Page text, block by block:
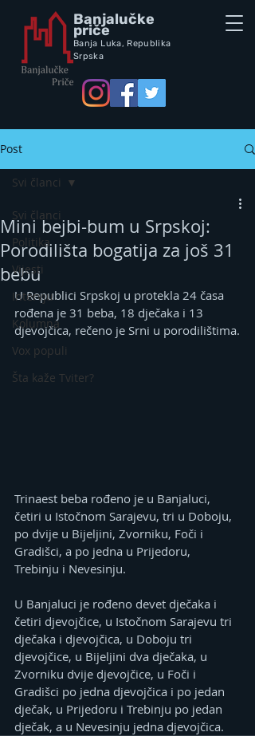
Banjalučke
priče
Banja Luka, Republika
Srpska
Post
Svi članci
Politika
Vijesti
Intervju
Kolumna
Vox populi
Šta kaže Tviter?
Svi članci
Mini bejbi-bum u Srpskoj:
Porodilišta bogatija za još 31
bebu
U Republici Srpskoj u protekla 24 časa
rođena je 31 beba, 18 dječaka i 13
djevojčica, rečeno je Srni u porodilištima.
Trinaest beba rođeno je u Banjaluci,
četiri u Istočnom Sarajevu, tri u Doboju,
po dvije u Bijeljini, Zvorniku, Foči i
Gradišci, a po jedna u Prijedoru,
Trebinju i Nevesinju.
U Banjaluci je rođeno devet dječaka i
četiri djevojčice, u Istočnom Sarajevu tri
dječaka i djevojčica, u Doboju tri
djevojčice, u Bijeljini dva dječaka, u
Zvorniku dvije djevojčice, u Foči i
Gradišci po jedna djevojčica i po jedan
dječak, u Prijedoru i Trebinju po jedan
dječak, a u Nevesinju jedna djevojčica.